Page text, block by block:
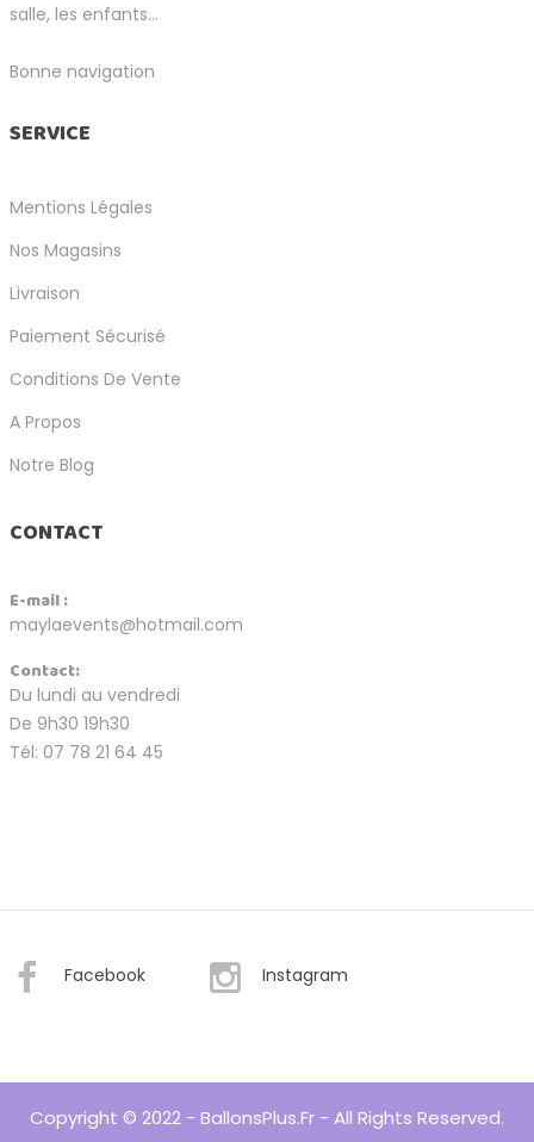
salle, les enfants...
Bonne navigation
SERVICE
Mentions Légales
Nos Magasins
Livraison
Paiement Sécurisé
Conditions De Vente
A Propos
Notre Blog
CONTACT
E-mail :
maylaevents@hotmail.com
Contact:
Du lundi au vendredi
De 9h30 19h30
Tél: 07 78 21 64 45
Facebook Instagram
Copyright © 2022 - BallonsPlus.fr - All Rights Reserved.